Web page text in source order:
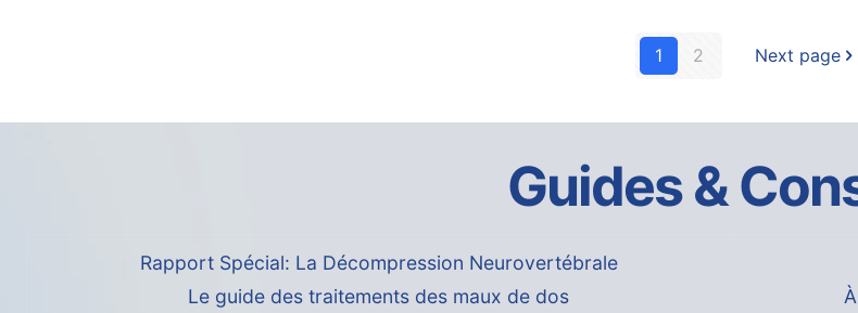
1 2 Next page
Guides &
Rapport Spécial: La Décompression Neurovertébrale
Le guide des traitements des maux de dos